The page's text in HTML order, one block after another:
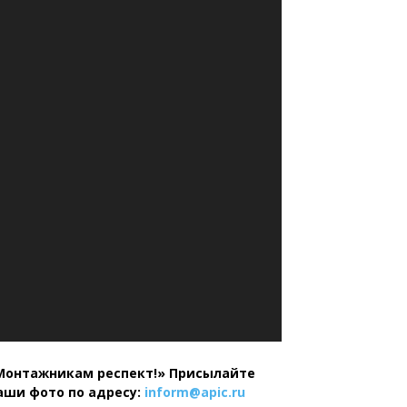
респект!» Присылайте
фото по адресу: inform@apic.ru